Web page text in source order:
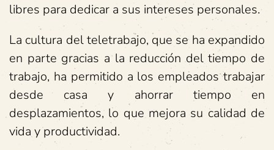
libres para dedicar a sus intereses personales.
La cultura del teletrabajo, que se ha expandido
en parte gracias a la reducción del tiempo de
trabajo, ha permitido a los empleados trabajar
desde casa y ahorrar tiempo en
desplazamientos, lo que mejora su calidad de
vida y productividad.